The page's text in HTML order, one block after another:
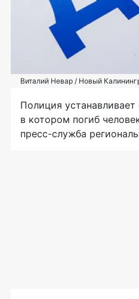
Виталий Невар / Новый
Полиция устанавливает
в котором погиб
пресс-служба